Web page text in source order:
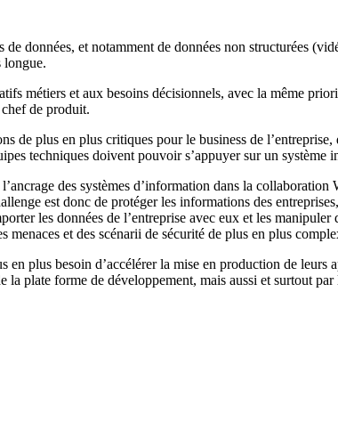
données, et notamment de données non structurées
longue.
métiers et aux besoins décisionnels, avec la même
de produit.
de plus en plus critiques pour le business de
techniques doivent pouvoir s’appuyer sur un système
des systèmes d’information dans la
est donc de protéger les informations des
les données de l’entreprise avec eux et les
et des scénarii de sécurité de plus en plus
plus besoin d’accélérer la mise en production de
plate forme de développement, mais aussi et surtout